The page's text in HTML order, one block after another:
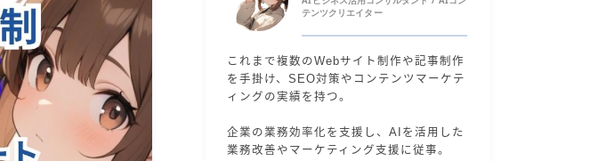
テンツクリエイター
これまで複数のWebサイト制作や記事制作
を手掛け、SEO対策やコンテンツマーケテ
ィングの実績を持つ。
企業の業務効率化を支援し、AIを活用した
業務改善やマーケティング支援に従事。